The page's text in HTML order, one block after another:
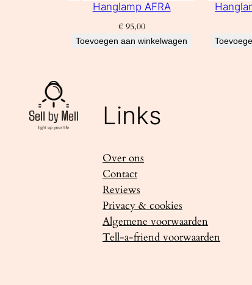
Hanglamp AFRA
€95,00
Toevoegen aan winkelwagen
Links
Over ons
Contact
Reviews
Privacy & cookies
Algemene voorwaarden
Tell-a-friend voorwaarden